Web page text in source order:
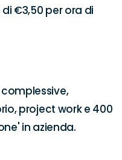
€3,50 per ora di
project work e 400
in azienda.